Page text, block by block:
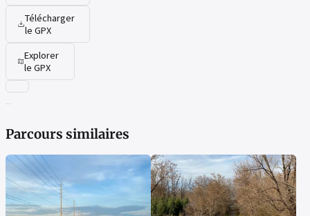
Télécharger
le GPX
Explorer
le GPX
Parcours similaires